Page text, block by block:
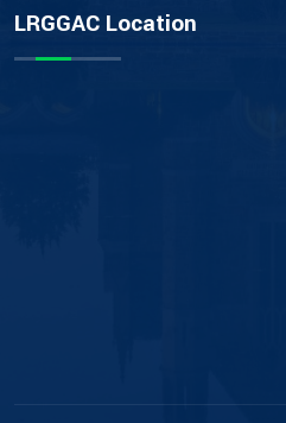
LRGGAC Location